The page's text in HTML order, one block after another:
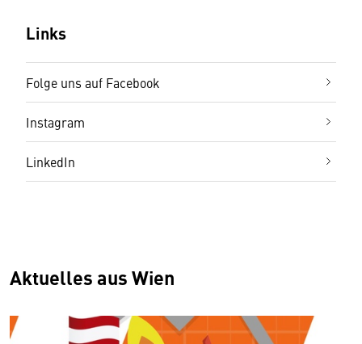
Links
Folge uns auf Facebook
Instagram
LinkedIn
Aktuelles aus Wien